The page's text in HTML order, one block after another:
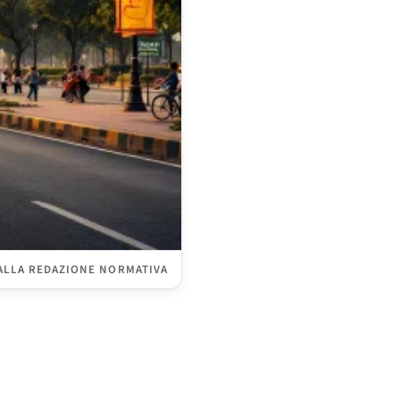
REDAZIONE NORMATIVA